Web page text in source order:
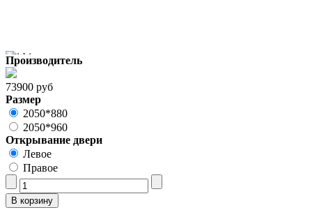
Производитель
73900 руб
Размер
2050*880
2050*960
Открывание двери
Левое
Правое